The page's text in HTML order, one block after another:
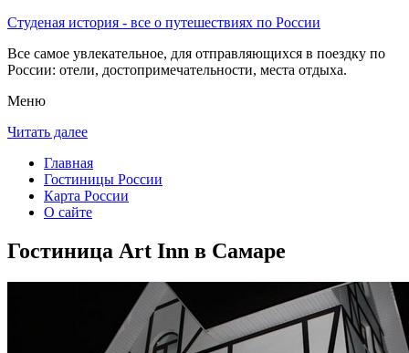
Студеная история - все о путешествиях по России
Все самое увлекательное, для отправляющихся в поездку по
России: отели, достопримечательности, места отдыха.
Меню
Читать далее
Главная
Гостиницы России
Карта России
О сайте
Гостиница Art Inn в Самаре